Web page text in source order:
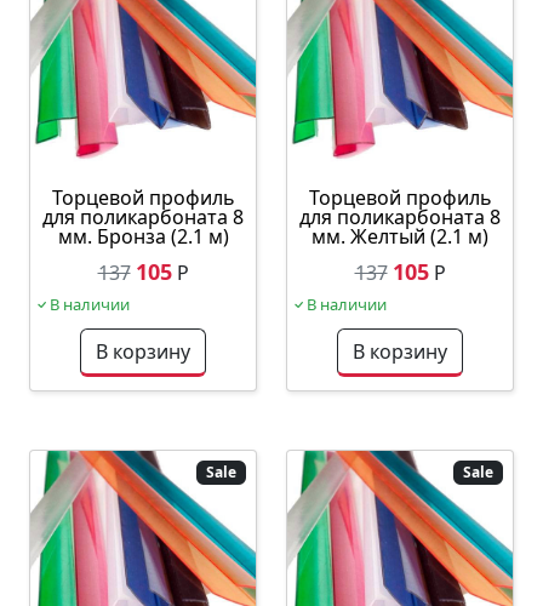
Торцевой профиль
для поликарбоната 8
мм. Бронза (2.1 м)
137 105Р
В наличии
В корзину
Торцевой профиль
для поликарбоната 8
мм. Желтый (2.1 м)
137 105Р
В наличии
В корзину
Sale Sale